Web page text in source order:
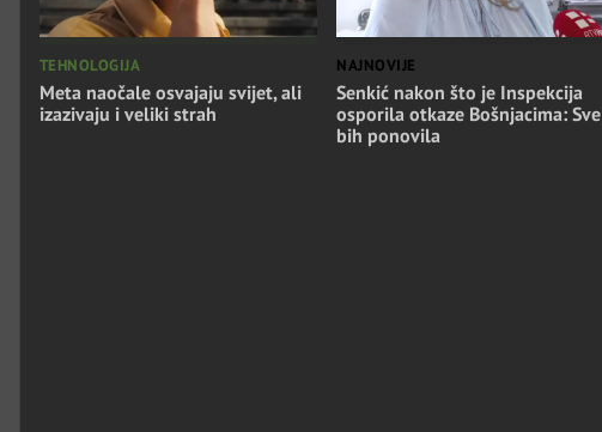
TEHNOLOGIJA
Meta naočale osvajaju svijet, ali
izazivaju i veliki strah
NAJNOVIJE
Senkić nakon što je Inspekcija
osporila otkaze Bošnjacima: Sve
bih ponovila